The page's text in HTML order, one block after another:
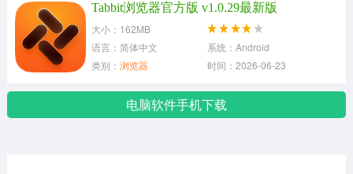
小说漫画
Tabbit浏览器官方版 v1.0.29最新版
大小：162MB
语言：简体中文
系统：Android
类别： 浏览器 时间：2026-06-23
电脑软件手机下载